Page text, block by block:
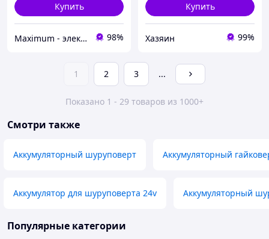
Купить
Maximum - электрические и бензиновый инструмент 98%
Купить
Хазяин 99%
1 2 3 ...
Показано 1 - 29 товаров из 1000+
Смотри также
Аккумуляторный шуруповерт Аккумуляторный
Аккумулятор для шуруповерта 24v Аккумуляторный
Популярные категории